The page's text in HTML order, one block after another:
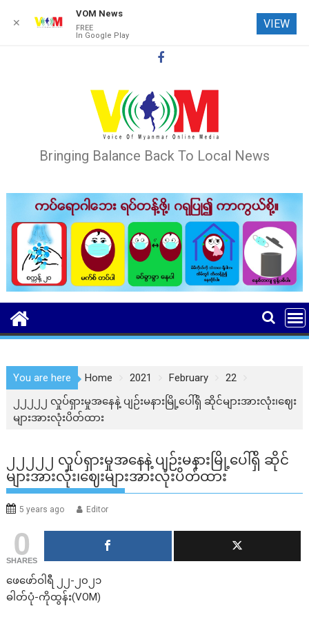
Bringing Balance Back To Local News
You are here Home 2021 February
22
၂၂၂၂၂ လှုပ်ရှားမှုအနေနဲ့ ပျဉ်းမနားမြို့ပေါ်ရှိ ဆိုင်များအားလုံး၊ဈေး
များအားလုံးပိတ်ထား
၂၂၂၂၂ လှုပ်ရှားမှုအနေနဲ့ ပျဉ်းမနားမြို့ပေါ်ရှိ ဆိုင်
များအားလုံး၊ဈေးများအားလုံးပိတ်ထား
5 years ago Editor
0
SHARES
ဖေဖော်ဝါရီ ၂၂-၂၀၂၁
ဓါတ်ပုံ-ကိုထွန်း(VOM)
✕
VOM News
FREE
In Google Play
VIEW